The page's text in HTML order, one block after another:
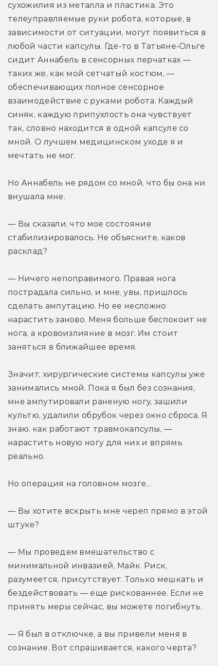
сухожилия из металла и пластика. Это
телеуправляемые руки робота, которые, в
зависимости от ситуации, могут появиться в
любой части капсулы. Где-то в Татьяне-Ольге
сидит Аннабель в сенсорных перчатках —
таких же, как мой сетчатый костюм, —
обеспечивающих полное сенсорное
взаимодействие с руками робота. Каждый
синяк, каждую припухлость она чувствует
так, словно находится в одной капсуле со
мной. О лучшем медицинском уходе я и
мечтать не мог.
Но Аннабель не рядом со мной, что бы она ни
внушала мне.
— Вы сказали, что мое состояние
стабилизировалось. Не объясните, каков
расклад?
— Ничего непоправимого. Правая нога
пострадала сильно, и мне, увы, пришлось
сделать ампутацию. Но ее несложно
нарастить заново. Меня больше беспокоит не
нога, а кровоизлияние в мозг. Им стоит
заняться в ближайшее время.
Значит, хирургические системы капсулы уже
занимались мной. Пока я был без сознания,
мне ампутировали раненую ногу, зашили
культю, удалили обрубок через окно сброса. Я
знаю, как работают травмокапсулы, —
нарастить новую ногу для них и впрямь
реально.
Но операция на головном мозге…
— Вы хотите вскрыть мне череп прямо в этой
штуке?
— Мы проведем вмешательство с
минимальной инвазией, Майк. Риск,
разумеется, присутствует. Только мешкать и
бездействовать — еще рискованнее. Если не
принять меры сейчас, вы можете погибнуть.
— Я был в отключке, а вы привели меня в
сознание. Вот спрашивается, какого черта?